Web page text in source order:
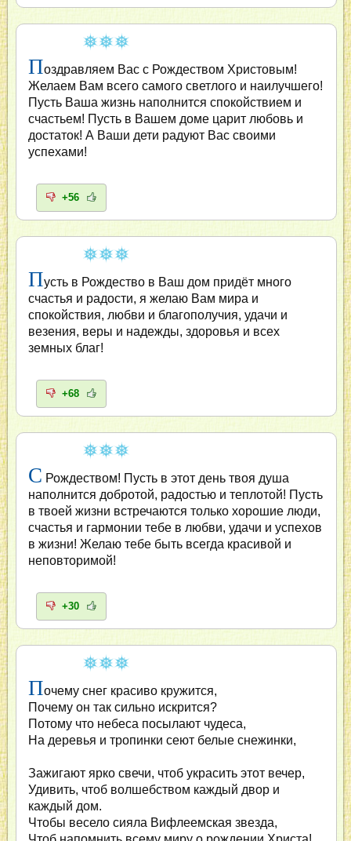
Поздравляем Вас с Рождеством Христовым!
Желаем Вам всего самого светлого и наилучшего!
Пусть Ваша жизнь наполнится спокойствием и
счастьем! Пусть в Вашем доме царит любовь и
достаток! А Ваши дети радуют Вас своими
успехами!
+56
Пусть в Рождество в Ваш дом придёт много
счастья и радости, я желаю Вам мира и
спокойствия, любви и благополучия, удачи и
везения, веры и надежды, здоровья и всех
земных благ!
+68
С Рождеством! Пусть в этот день твоя душа
наполнится добротой, радостью и теплотой! Пусть
в твоей жизни встречаются только хорошие люди,
счастья и гармонии тебе в любви, удачи и успехов
в жизни! Желаю тебе быть всегда красивой и
неповторимой!
+30
Почему снег красиво кружится,
Почему он так сильно искрится?
Потому что небеса посылают чудеса,
На деревья и тропинки сеют белые снежинки,
Зажигают ярко свечи, чтоб украсить этот вечер,
Удивить, чтоб волшебством каждый двор и
каждый дом.
Чтобы весело сияла Вифлеемская звезда,